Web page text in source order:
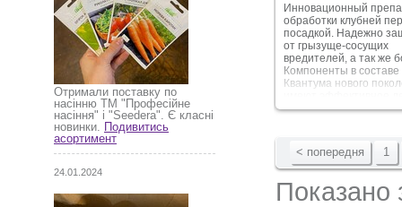
Отримали поставку по
насінню ТМ "Професійне
насіння" і "Seedera". Є класні
новинки. Подивитись
асортимент
24.01.2024
Инновационный
обработки клубней
посадкой. Надежно
от грызуще-сосущих
вредителей, а так же
Компоненты в
Квантума нового
так же низкую
< попередня 1
Показано